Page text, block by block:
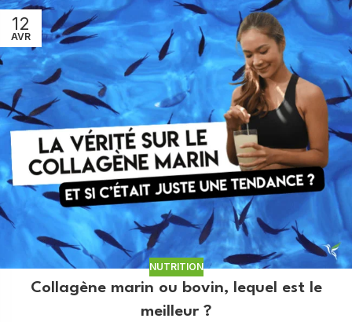
12
AVR
NUTRITION
Collagène marin ou bovin, lequel est le
meilleur ?